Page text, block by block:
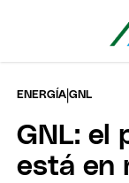
ENERGÍA |GNL
GNL: el
está en